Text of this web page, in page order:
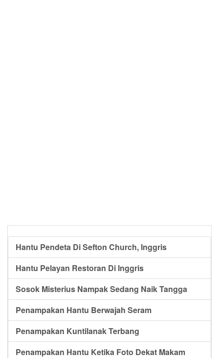
Hantu Pendeta Di Sefton Church, Inggris
Hantu Pelayan Restoran Di Inggris
Sosok Misterius Nampak Sedang Naik Tangga
Penampakan Hantu Berwajah Seram
Penampakan Kuntilanak Terbang
Penampakan Hantu Ketika Foto Dekat Makam